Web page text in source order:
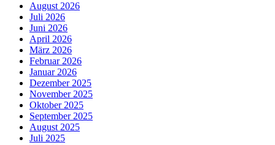
August 2026
Juli 2026
Juni 2026
April 2026
März 2026
Februar 2026
Januar 2026
Dezember 2025
November 2025
Oktober 2025
September 2025
August 2025
Juli 2025